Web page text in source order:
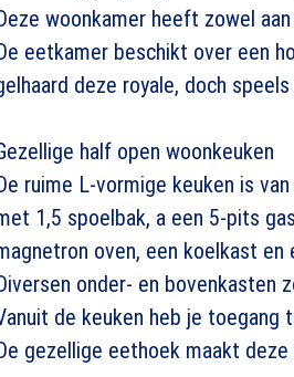
woonkamer heeft zowel
eetkamer beschikt over een
deze royale, doch
half open woonkeuken
ruime L-vormige keuken is
1,5 spoelbak, a een 5-pits
oven, een koelkast en
onder- en bovenkasten
de keuken heb je toegang
gezellige eethoek maakt